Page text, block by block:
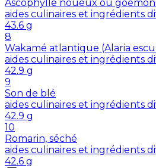
Ascophylle noueux ou
aides culinaires et ingrédients
43.6 g
8
Wakamé atlantique (Alaria
aides culinaires et ingrédients
42.9 g
9
Son de blé
aides culinaires et ingrédients
42.9 g
10
Romarin, séché
aides culinaires et ingrédients
42.6 g